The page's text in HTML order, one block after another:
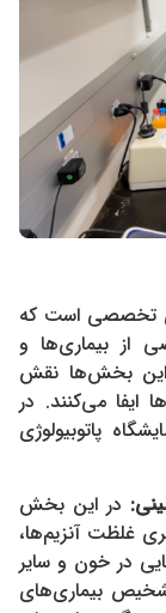
تخصصی است که
از بیماری‌ها و
این بخش‌ها نقش
ایفا می‌کنند. در
پاتوبیولوژی
: در این بخش
غلظت آنزیم‌ها،
در خون و سایر
بیماری‌های